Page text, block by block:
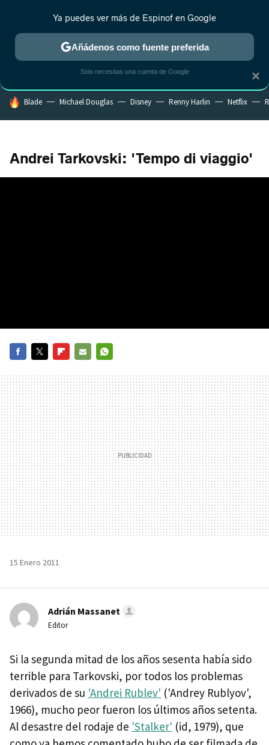
ESTRENOS REALITY ANIME RANKINGS CINE
HOY SE HABLA DE
Blade Michael Douglas Disney Renny Harlin Netflix
Andrei Tarkovski: 'Tempo di viaggio'
MAIL
15 Enero 2011
Adrián Massanet
Editor
Si la segunda mitad de los años sesenta había sido
terrible para Tarkovski, por todos los problemas
derivados de su 'Andrei Rublev' ('Andrey Rublyov',
1966), mucho peor fueron los últimos años setenta.
Al desastre del rodaje de 'Stalker' (id, 1979), que
×
Ya puedes ver más de Espinof en Google
Añádenos como fuente preferida
Solo necesitas una cuenta de Google